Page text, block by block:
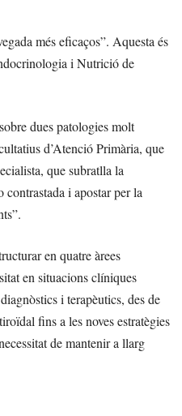
més eficaços”. Aquesta és
i Nutrició de
dues patologies molt
d’Atenció Primària, que
que subratlla la
i apostar per la
en quatre àrees
en situacions clíniques
i terapèutics, des de
fins a les noves estratègies
de mantenir a llarg